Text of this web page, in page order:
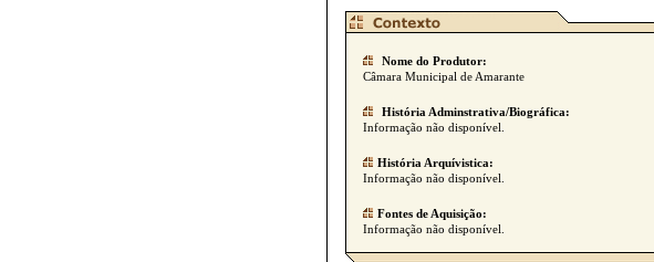
Nome do Produtor:
Câmara Municipal de Amarante
História Adminstrativa/Biográfica:
Informação não disponível.
História Arquívistica:
Informação não disponível.
Fontes de Aquisição:
Informação não disponível.